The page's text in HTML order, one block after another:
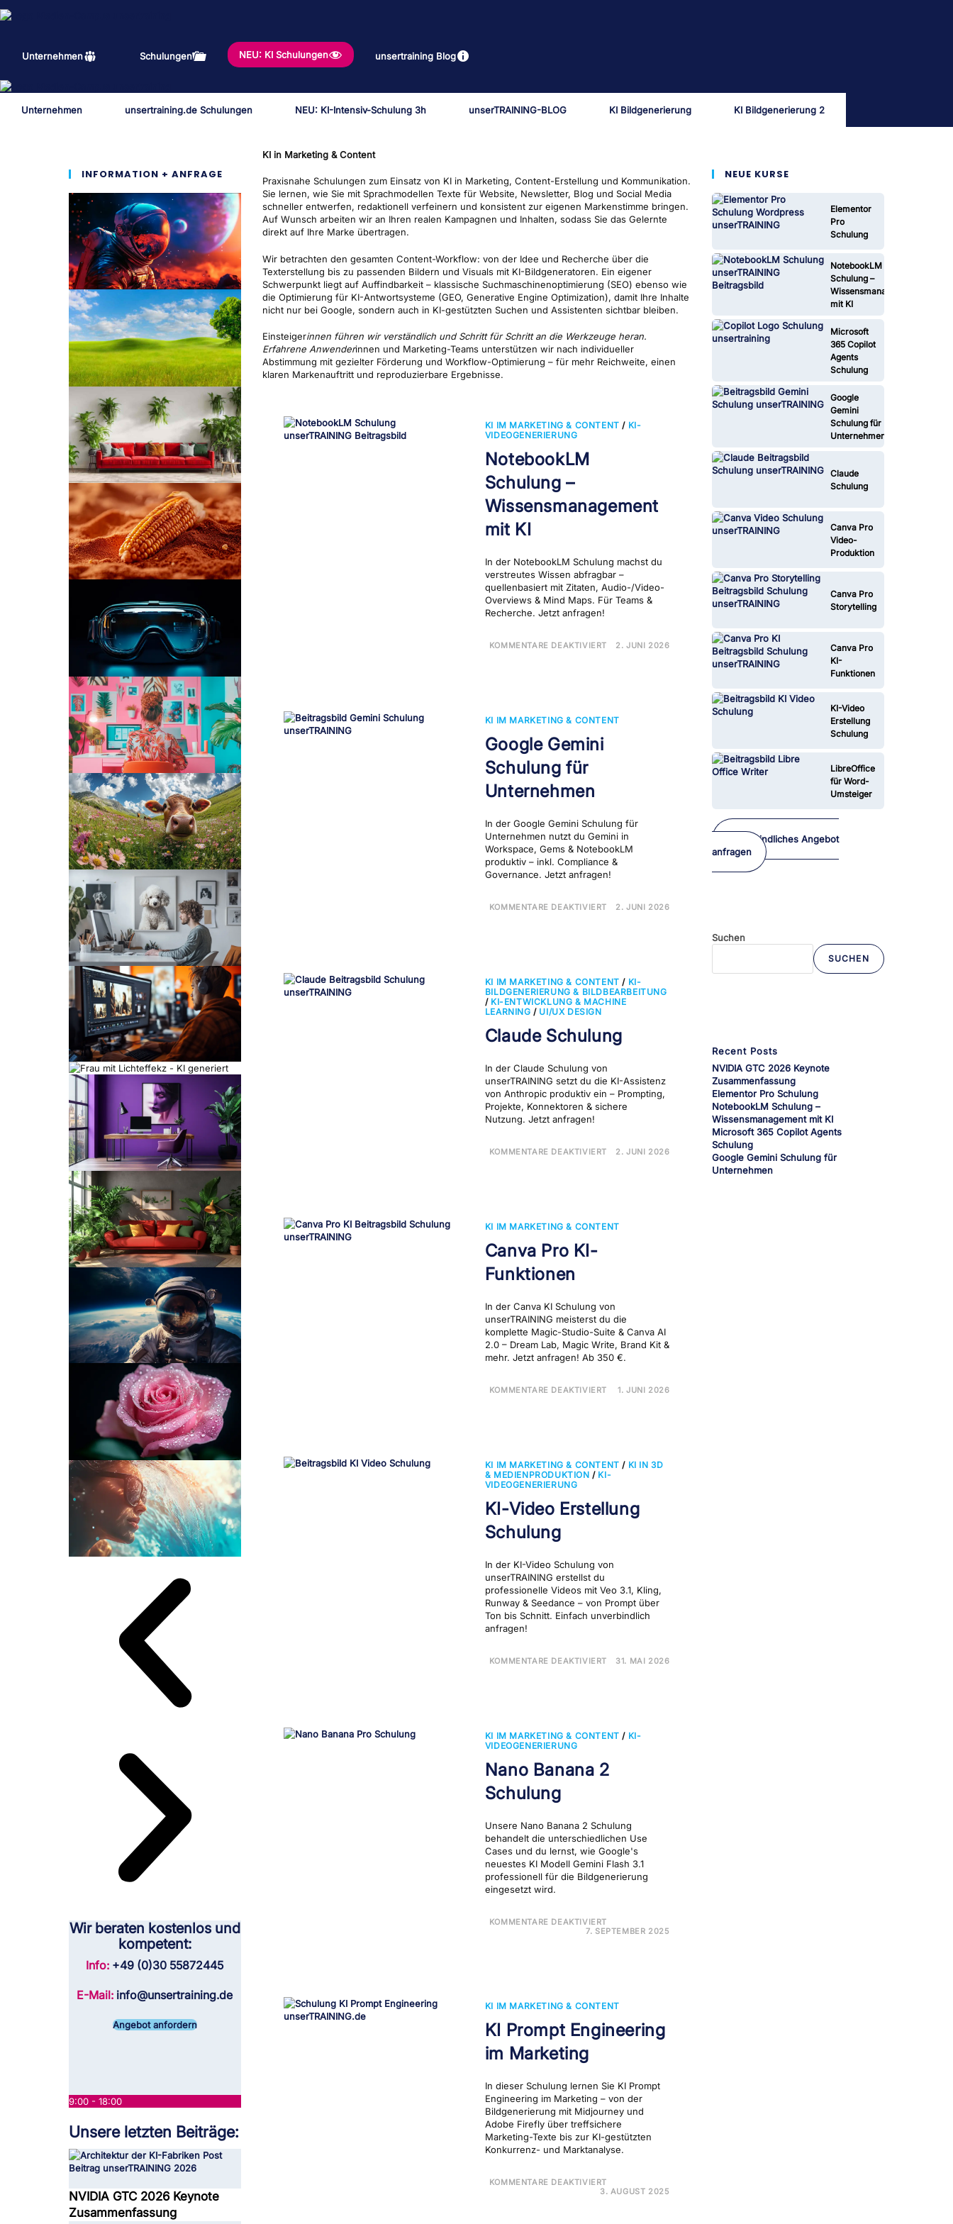
Inhalt
Unternehmen Schulungen NEU: KI Schulungen unsertraining Blog
Unternehmen unsertraining.de Schulungen NEU: KI-Intensiv-Schulung 3h unserTRAINING-BLOG KI Bildgenerierung KI Bildgenerierung 2
KI in Marketing & Content
Praxisnahe Schulungen zum Einsatz von KI in Marketing, Content-Erstellung und Kommunikation.
Sie lernen, wie Sie mit Sprachmodellen Texte für Website, Newsletter, Blog und Social Media
schneller entwerfen, redaktionell verfeinern und konsistent zur eigenen Markenstimme bringen.
Auf Wunsch arbeiten wir an Ihren realen Kampagnen und Inhalten, sodass Sie das Gelernte
direkt auf Ihre Marke übertragen.
Wir betrachten den gesamten Content-Workflow: von der Idee und Recherche über die
Texterstellung bis zu passenden Bildern und Visuals mit KI-Bildgeneratoren. Ein eigener
Schwerpunkt liegt auf Auffindbarkeit – klassische Suchmaschinenoptimierung (SEO) ebenso wie
die Optimierung für KI-Antwortsysteme (GEO, Generative Engine Optimization), damit Ihre Inhalte
nicht nur bei Google, sondern auch in KI-gestützten Suchen und Assistenten sichtbar bleiben.
Einsteigerinnen führen wir verständlich und Schritt für Schritt an die Werkzeuge heran.
Erfahrene Anwenderinnen und Marketing-Teams unterstützen wir nach individueller
Abstimmung mit gezielter Förderung und Workflow-Optimierung – für mehr Reichweite, einen
klaren Markenauftritt und reproduzierbare Ergebnisse.
KI IM MARKETING & CONTENT / KI-
VIDEOGENERIERUNG
NotebookLM
Schulung –
Wissensmanagement
mit KI
In der NotebookLM Schulung machst du
verstreutes Wissen abfragbar –
quellenbasiert mit Zitaten, Audio-/Video-
Overviews & Mind Maps. Für Teams &
Recherche. Jetzt anfragen!
KOMMENTARE DEAKTIVIERTFÜR2. JUNI 2026
KI IM MARKETING & CONTENT
Google Gemini
Schulung für
Unternehmen
In der Google Gemini Schulung für
Unternehmen nutzt du Gemini in
Workspace, Gems & NotebookLM
produktiv – inkl. Compliance &
Governance. Jetzt anfragen!
KOMMENTARE DEAKTIVIERTFÜR2. JUNI 2026
KI IM MARKETING & CONTENT / KI-
BILDGENERIERUNG & BILDBEARBEITUNG
/ KI-ENTWICKLUNG & MACHINE
LEARNING / UI/UX DESIGN
Claude Schulung
In der Claude Schulung von
unserTRAINING setzt du die KI-Assistenz
von Anthropic produktiv ein – Prompting,
Projekte, Konnektoren & sichere
Nutzung. Jetzt anfragen!
KOMMENTARE DEAKTIVIERTFÜR2. JUNI 2026
KI IM MARKETING & CONTENT
Canva Pro KI-
Funktionen
In der Canva KI Schulung von
unserTRAINING meisterst du die
komplette Magic-Studio-Suite & Canva AI
2.0 – Dream Lab, Magic Write, Brand Kit &
mehr. Jetzt anfragen! Ab 350 €.
KOMMENTARE DEAKTIVIERTFÜR1. JUNI 2026
KI IM MARKETING & CONTENT / KI IN 3D
& MEDIENPRODUKTION / KI-
VIDEOGENERIERUNG
KI-Video Erstellung
Schulung
In der KI-Video Schulung von
unserTRAINING erstellst du
professionelle Videos mit Veo 3.1, Kling,
Runway & Seedance – von Prompt über
Ton bis Schnitt. Einfach unverbindlich
anfragen!
KOMMENTARE DEAKTIVIERTFÜR31. MAI 2026
KI IM MARKETING & CONTENT / KI-
VIDEOGENERIERUNG
Nano Banana 2
Schulung
Unsere Nano Banana 2 Schulung
behandelt die unterschiedlichen Use
Cases und du lernst, wie Google's
neuestes KI Modell Gemini Flash 3.1
professionell für die Bildgenerierung
eingesetzt wird.
KOMMENTARE DEAKTIVIERTFÜR
NANO
7. SEPTEMBER 2025
KI IM MARKETING & CONTENT
KI Prompt Engineering
im Marketing
In dieser Schulung lernen Sie KI Prompt
Engineering im Marketing – von der
Bildgenerierung mit Midjourney und
Adobe Firefly über treffsichere
Marketing-Texte bis zur KI-gestützten
Konkurrenz- und Marktanalyse.
KOMMENTARE DEAKTIVIERTFÜR
KI
3. AUGUST 2025
INFORMATION + ANFRAGE
Wir beraten kostenlos und
kompetent:
Info: +49 (0)30 55872445
E-Mail: info@unsertraining.de
Angebot anfordern
9:00 - 18:00
Unsere letzten Beiträge:
NVIDIA GTC 2026 Keynote
Zusammenfassung
NEUE KURSE
Elementor
Pro
Schulung
NotebookLM
Schulung –
Wissensmanagement
mit KI
Microsoft
365 Copilot
Agents
Schulung
Google
Gemini
Schulung für
Unternehmen
Claude
Schulung
Canva Pro
Video-
Produktion
Canva Pro
Storytelling
Canva Pro
KI-
Funktionen
KI-Video
Erstellung
Schulung
LibreOffice
für Word-
Umsteiger
Unverbindliches Angebot
anfragen
Suchen
SUCHEN
Recent Posts
NVIDIA GTC 2026 Keynote
Zusammenfassung
Elementor Pro Schulung
NotebookLM Schulung –
Wissensmanagement mit KI
Microsoft 365 Copilot Agents
Schulung
Google Gemini Schulung für
Unternehmen